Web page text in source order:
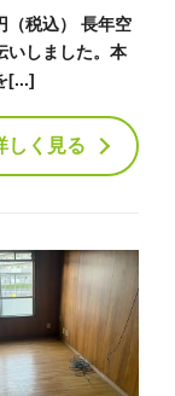
（税込） 長年空
いしました。本
[...]
しく見る